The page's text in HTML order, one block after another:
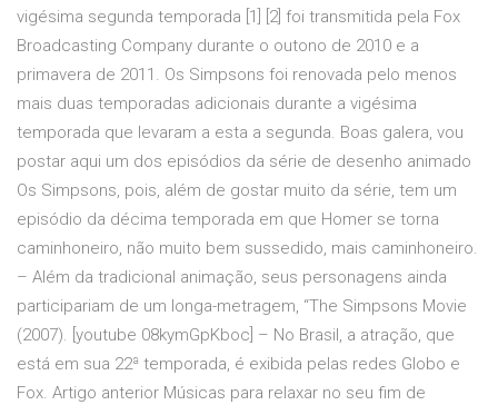
vigésima segunda temporada [1] [2] foi transmitida pela Fox
Broadcasting Company durante o outono de 2010 e a
primavera de 2011. Os Simpsons foi renovada pelo menos
mais duas temporadas adicionais durante a vigésima
temporada que levaram a esta a segunda. Boas galera, vou
postar aqui um dos episódios da série de desenho animado
Os Simpsons, pois, além de gostar muito da série, tem um
episódio da décima temporada em que Homer se torna
caminhoneiro, não muito bem sussedido, mais caminhoneiro.
– Além da tradicional animação, seus personagens ainda
participariam de um longa-metragem, “The Simpsons Movie
(2007). [youtube 08kymGpKboc] – No Brasil, a atração, que
está em sua 22ª temporada, é exibida pelas redes Globo e
Fox. Artigo anterior Músicas para relaxar no seu fim de